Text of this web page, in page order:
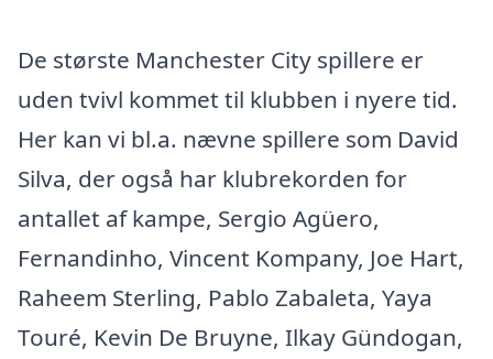
De største Manchester City spillere er
uden tvivl kommet til klubben i nyere tid.
Her kan vi bl.a. nævne spillere som David
Silva, der også har klubrekorden for
antallet af kampe, Sergio Agüero,
Fernandinho, Vincent Kompany, Joe Hart,
Raheem Sterling, Pablo Zabaleta, Yaya
Touré, Kevin De Bruyne, Ilkay Gündogan,